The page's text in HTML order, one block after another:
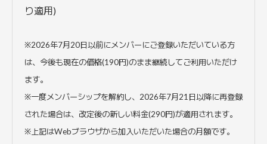
り適用)
※2026年7月20日以前にメンバーにご登録いただいている方
は、今後も現在の価格(190円)のまま継続してご利用いただけ
ます。
※一度メンバーシップを解約し、2026年7月21日以降に再登録
された場合は、改定後の新しい料金(290円)が適用されます。
※上記はWebブラウザから加入いただいた場合の月額です。